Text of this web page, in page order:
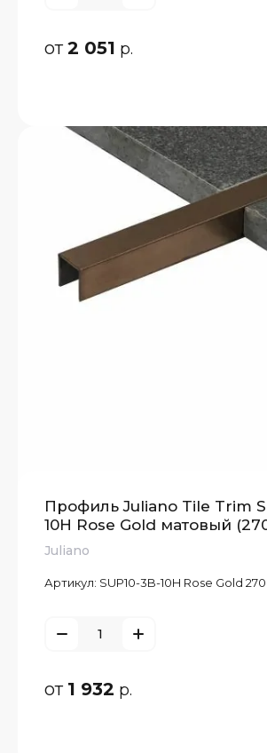
от2 051 р.
Профиль Juliano Tile Trim
10H Rose Gold матовый
Juliano
Артикул: SUP10-3B-10H Rose Gold
от 1 932 р.